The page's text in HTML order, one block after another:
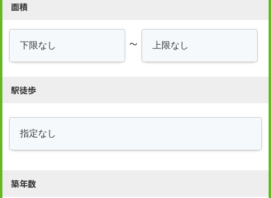
面積
～
駅徒歩
築年数